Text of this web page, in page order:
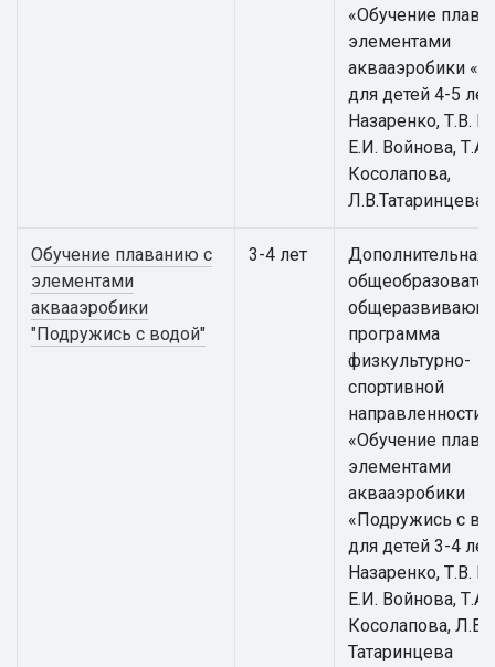
«Обучение
элементами
аквааэробики
для детей 4-5
Назаренко, Т.В.
Е.И. Войнова, Т.А.
Косолапова,
Л.В.Татаринцева
Обучение плаванию с
элементами
аквааэробики
"Подружись с водой"
3-4 лет
Дополнительная
программа
физкультурно-
спортивной
направленности
«Обучение
элементами
аквааэробики
«Подружись с
для детей 3-4
Назаренко, Т.В.
Е.И. Войнова, Т.А.
Косолапова, Л.В.
Татаринцева